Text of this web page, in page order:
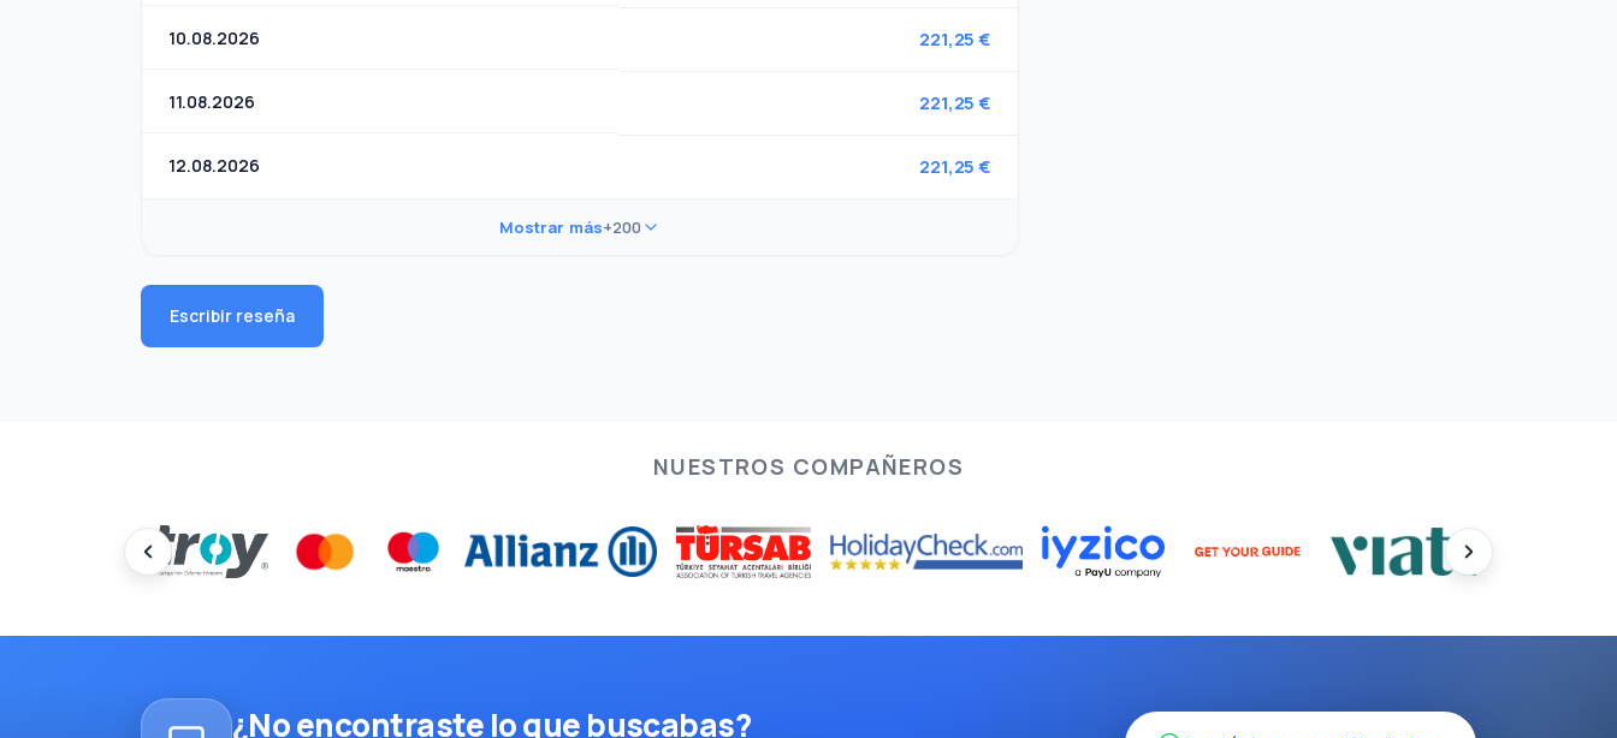
10.08.2026 221,25 €
11.08.2026 221,25 €
12.08.2026 221,25 €
Mostrar más+200
Escribir reseña
NUESTROS COMPAÑEROS
¿No encontraste lo que buscabas?